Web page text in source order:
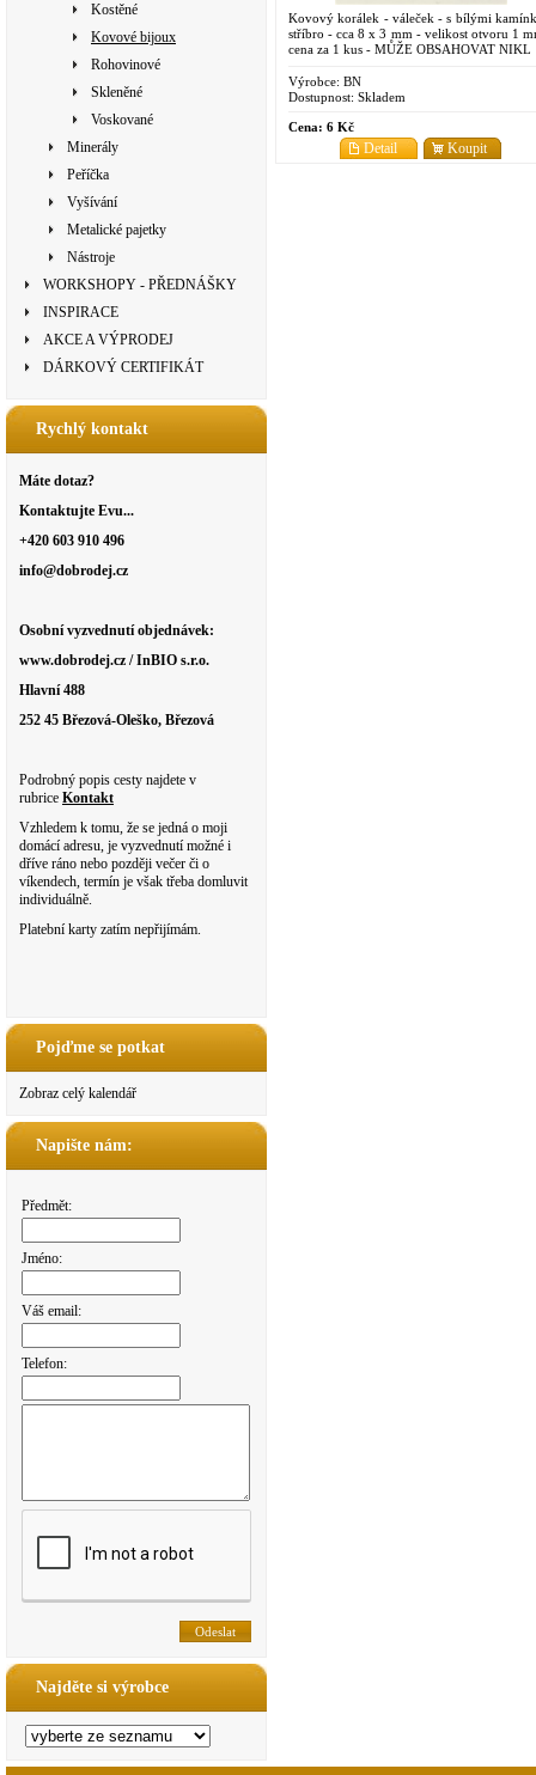
Kostěné
Kovové bijoux
Rohovinové
Skleněné
Voskované
Minerály
Peříčka
Vyšívání
Metalické pajetky
Nástroje
WORKSHOPY - PŘEDNÁŠKY
INSPIRACE
AKCE A VÝPRODEJ
DÁRKOVÝ CERTIFIKÁT
Rychlý kontakt
Máte dotaz?
Kontaktujte Evu...
+420 603 910 496
info@dobrodej.cz
Osobní vyzvednutí objednávek:
www.dobrodej.cz / InBIO s.r.o.
Hlavní 488
252 45 Březová-Oleško, Březová
Podrobný popis cesty najdete v
rubrice Kontakt
Vzhledem k tomu, že se jedná o moji
domácí adresu, je vyzvednutí možné i
dříve ráno nebo později večer či o
víkendech, termín je však třeba domluvit
individuálně.
Platební karty zatím nepřijímám.
Pojďme se potkat
Zobraz celý kalendář
Napište nám:
Předmět:
Jméno:
Váš email:
Telefon:
Najděte si výrobce
Kovový korálek - váleček - s bílými
stříbro - cca 8 x 3 mm - velikost otvoru 1
cena za 1 kus - MŮŽE OBSAHOVAT NIKL
Výrobce: BN
Dostupnost: Skladem
Cena: 6 Kč
Koupit
Detail